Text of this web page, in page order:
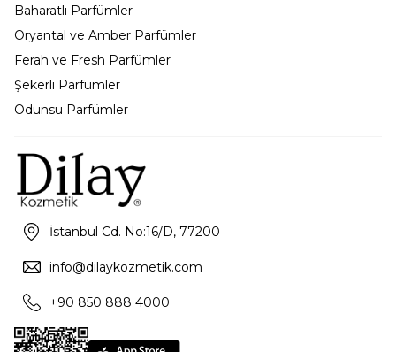
Baharatlı Parfümler
Oryantal ve Amber Parfümler
Ferah ve Fresh Parfümler
Şekerli Parfümler
Odunsu Parfümler
İstanbul Cd. No:16/D, 77200
info@dilaykozmetik.com
+90 850 888 4000